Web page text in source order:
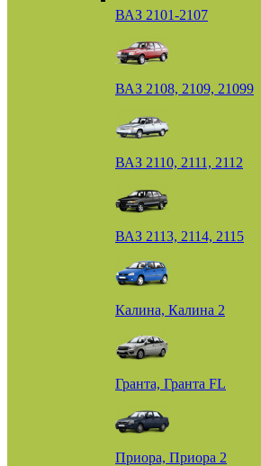
ВАЗ 2101-2107
ВАЗ 2108, 2109, 21099
ВАЗ 2110, 2111, 2112
ВАЗ 2113, 2114, 2115
Калина, Калина 2
Гранта, Гранта FL
Приора, Приора 2